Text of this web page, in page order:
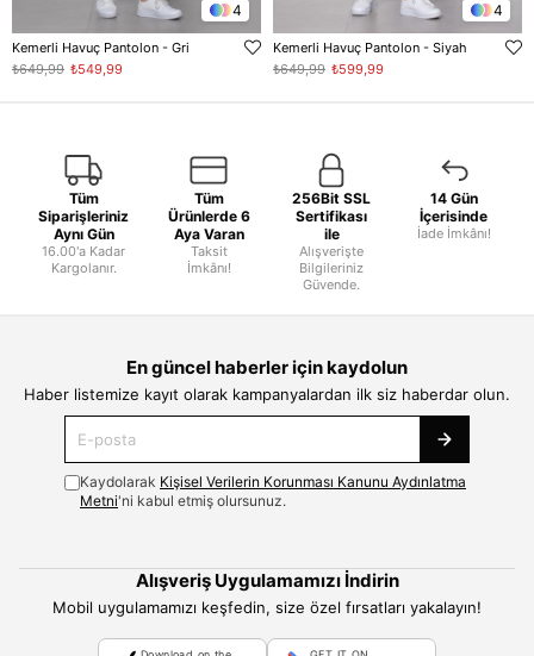
4
Kemerli Havuç Pantolon - Gri
₺549,99
₺649,99
4
Kemerli Havuç Pantolon - Siyah
₺599,99
₺649,99
Tüm
Siparişleriniz
Aynı Gün
16.00'a Kadar
Kargolanır.
Tüm
Ürünlerde 6
Aya Varan
Taksit
İmkânı!
256Bit SSL
Sertifikası
ile
Alışverişte
Bilgileriniz
Güvende.
14 Gün
İçerisinde
İade İmkânı!
En güncel haberler için kaydolun
Haber listemize kayıt olarak kampanyalardan ilk siz haberdar olun.
Kaydolarak Kişisel Verilerin Korunması Kanunu Aydınlatma
Metni'ni kabul etmiş olursunuz.
Alışveriş Uygulamamızı İndirin
Mobil uygulamamızı keşfedin, size özel fırsatları yakalayın!